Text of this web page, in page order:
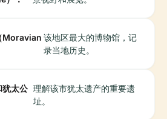
Moravian 该地区最大的博物馆，记
录当地历史。
犹太公 理解该市犹太遗产的重要遗
址。